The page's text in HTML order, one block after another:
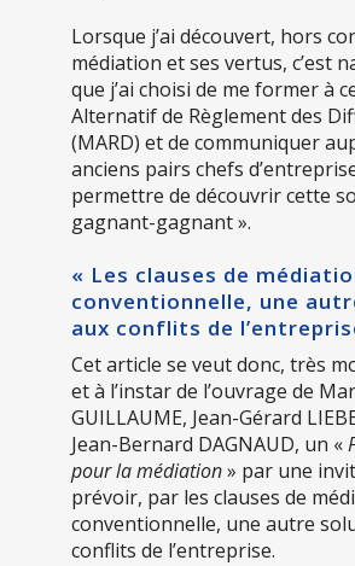
Lorsque j’ai découvert, hors
médiation et ses vertus, c’est
que j’ai choisi de me former à
Alternatif de Règlement des
(MARD) et de communiquer
anciens pairs chefs
permettre de découvrir cette
gagnant-gagnant ».
« Les clauses de
conventionnelle, une
aux conflits de
Cet article se veut donc, très
et à l’instar de l’ouvrage de
GUILLAUME, Jean-Gérard
Jean-Bernard DAGNAUD, un «
pour la médiation» par une
prévoir, par les clauses de
conventionnelle, une autre
conflits de l’entreprise.